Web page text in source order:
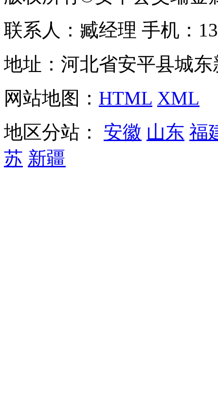
联系人：臧经理 手机：
地址：河北省安平县城
网站地图： HTML XML
地区分站： 安徽 山东 福
苏 新疆